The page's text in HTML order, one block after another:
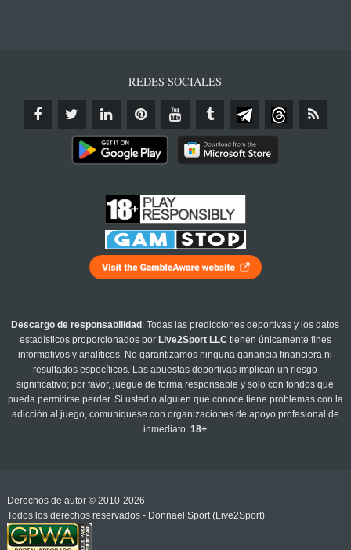
REDES SOCIALES
Descargo de responsabilidad : Todas las predicciones deportivas y los datos
estadísticos proporcionados por Live2Sport LLC tienen únicamente fines
informativos y analíticos. No garantizamos ninguna ganancia financiera ni
resultados específicos. Las apuestas deportivas implican un riesgo
significativo; por favor, juegue de forma responsable y solo con fondos que
pueda permitirse perder. Si usted o alguien que conoce tiene problemas con la
adicción al juego, comuníquese con organizaciones de apoyo profesional de
inmediato.18+
Derechos de autor © 2010-2026
Todos los derechos reservados - Donnael Sport (Live2Sport)